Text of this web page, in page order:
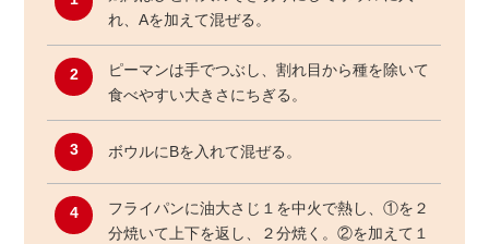
れ、Aを加えて混ぜる。
2
ピーマンは手でつぶし、割れ目から種を除いて
食べやすい大きさにちぎる。
3 ボウルにBを入れて混ぜる。
4
フライパンに油大さじ１を中火で熱し、①を２
分焼いて上下を返し、２分焼く。②を加えて１